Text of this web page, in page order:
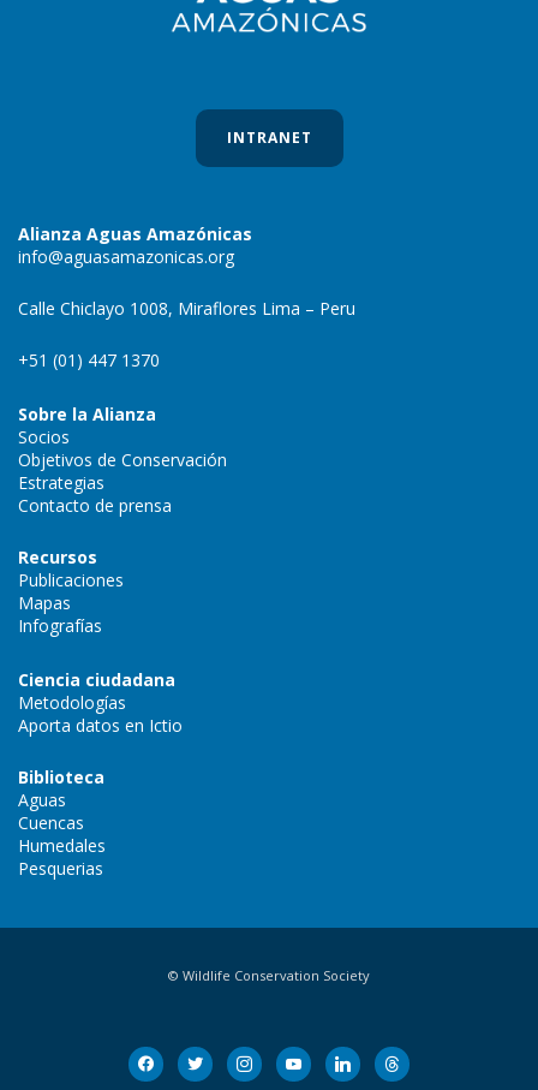
INTRANET
Alianza Aguas Amazónicas
info@aguasamazonicas.org
Calle Chiclayo 1008, Miraflores Lima – Peru
+51 (01) 447 1370
Sobre la Alianza
Socios
Objetivos de Conservación
Estrategias
Contacto de prensa
Recursos
Publicaciones
Mapas
Infografías
Ciencia ciudadana
Metodologías
Aporta datos en Ictio
Biblioteca
Aguas
Cuencas
Humedales
Pesquerias
© Wildlife Conservation Society
facebook
twitter instagramyoutubelinkedinthreads